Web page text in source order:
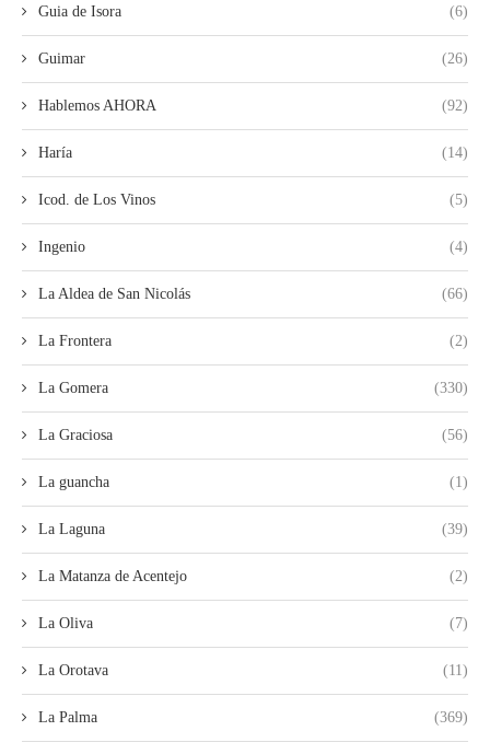
Guia de Isora (6)
Guimar (26)
Hablemos AHORA (92)
Haría (14)
Icod. de Los Vinos (5)
Ingenio (4)
La Aldea de San Nicolás (66)
La Frontera (2)
La Gomera (330)
La Graciosa (56)
La guancha (1)
La Laguna (39)
La Matanza de Acentejo (2)
La Oliva (7)
La Orotava (11)
La Palma (369)